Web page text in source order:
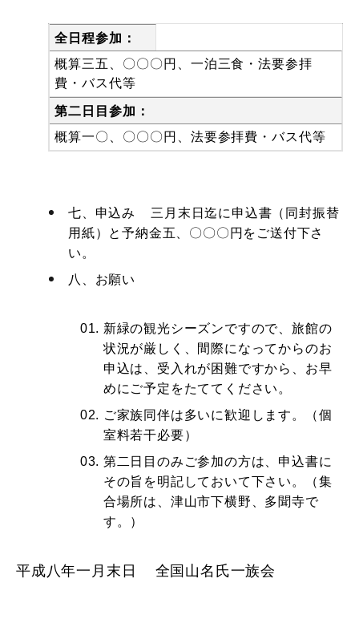
全日程参加：
概算三五、〇〇〇円、一泊三食・法要参拝
費・バス代等
第二日目参加：
概算一〇、〇〇〇円、法要参拝費・バス代等
七、申込み 三月末日迄に申込書（同封振替
用紙）と予納金五、〇〇〇円をご送付下さ
い。
八、お願い
新緑の観光シーズンですので、旅館の
状況が厳しく、間際になってからのお
申込は、受入れが困難ですから、お早
めにご予定をたててください。
ご家族同伴は多いに歓迎します。（個
室料若干必要）
第二日目のみご参加の方は、申込書に
その旨を明記しておいて下さい。（集
合場所は、津山市下横野、多聞寺で
す。）
平成八年一月末日 全国山名氏一族会